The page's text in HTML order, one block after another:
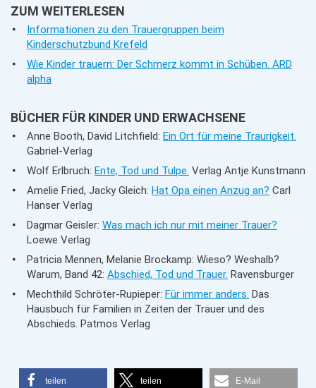
ZUM WEITERLESEN
Informationen zu den Trauergruppen beim
Kinderschutzbund Krefeld
Wie Kinder trauern: Der Schmerz kommt in Schüben. ARD
alpha
BÜCHER FÜR KINDER UND ERWACHSENE
Anne Booth, David Litchfield: Ein Ort für meine Traurigkeit.
Gabriel-Verlag
Wolf Erlbruch: Ente, Tod und Tulpe. Verlag Antje Kunstmann
Amelie Fried, Jacky Gleich: Hat Opa einen Anzug an? Carl
Hanser Verlag
Dagmar Geisler: Was mach ich nur mit meiner Trauer?
Loewe Verlag
Patricia Mennen, Melanie Brockamp: Wieso? Weshalb?
Warum, Band 42: Abschied, Tod und Trauer. Ravensburger
Mechthild Schröter-Rupieper: Für immer anders. Das
Hausbuch für Familien in Zeiten der Trauer und des
Abschieds. Patmos Verlag
teilen teilen E-Mail